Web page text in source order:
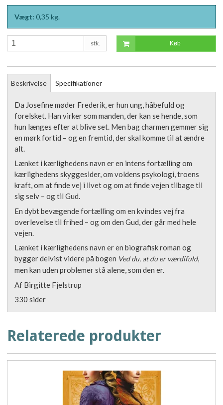
Vægt: 0,35 kg.
stk. Køb
Beskrivelse Specifikationer
Da Josefine møder Frederik, er hun ung, håbefuld og
forelsket. Han virker som manden, der kan se hende, som
hun længes efter at blive set. Men bag charmen gemmer sig
en mørk fortid – og en fremtid, der skal komme til at ændre
alt.
Lænket i kærlighedens navn er en intens fortælling om
kærlighedens skyggesider, om voldens psykologi, troens
kraft, om at finde vej i livet og om at finde vejen tilbage til
sig selv – og til Gud.
En dybt bevægende fortælling om en kvindes vej fra
overlevelse til frihed – og om den Gud, der går med hele
vejen.
Lænket i kærlighedens navn er en biografisk roman og
bygger delvist videre på bogen Ved du, at du er værdifuld,
men kan uden problemer stå alene, som den er.
Af Birgitte Fjelstrup
330 sider
Relaterede produkter